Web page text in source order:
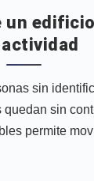
un
actividad
sin
sin
permite